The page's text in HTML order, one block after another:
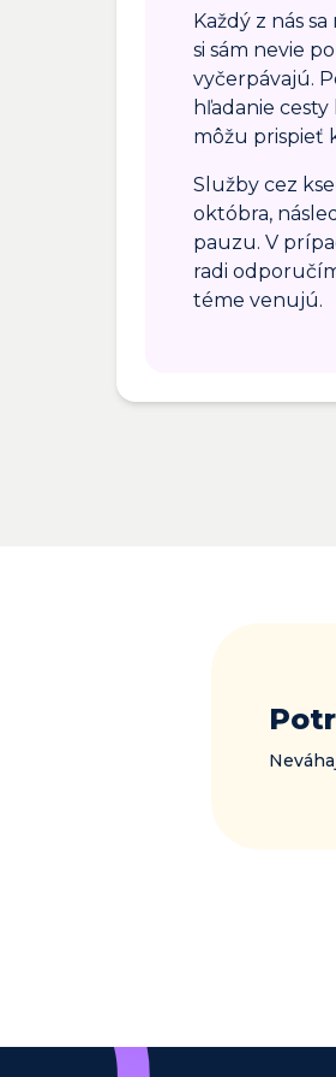
Každý z nás
si sám nevie
vyčerpávajú.
hľadanie
môžu prispieť
Služby cez
októbra,
pauzu. V
radi
téme venujú.